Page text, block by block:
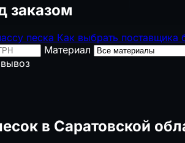
заказом
песка Как выбрать поставщика
Материал
в Саратовской